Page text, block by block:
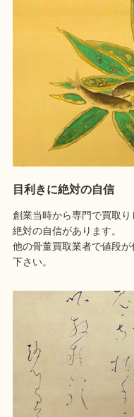
目利きに絶対の自信
創業当時から専門で買取
絶対の自信があります。
他の骨董買取業者で値段
下さい。